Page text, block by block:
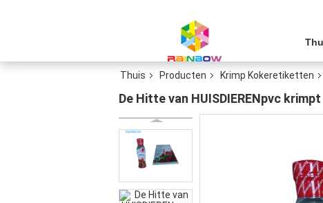
Thuis Producten Krimp Kokeretiketten
De Hitte van HUISDIERENpvc